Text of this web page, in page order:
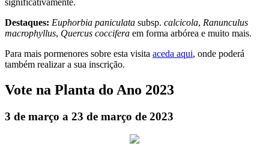
Destaques: Euphorbia paniculata subsp. calcicola, Ranunculus
macrophyllus, Quercus coccifera em forma arbórea e muito mais.
Para mais pormenores sobre esta visita aceda aqui, onde poderá
também realizar a sua inscrição.
Vote na Planta do Ano 2023
3 de março a 23 de março de 2023